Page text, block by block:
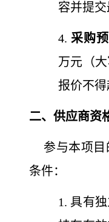
容并提交
4. 采购
万元（
报价不得
二、供应商资
参与本项
条件：
1. 具有